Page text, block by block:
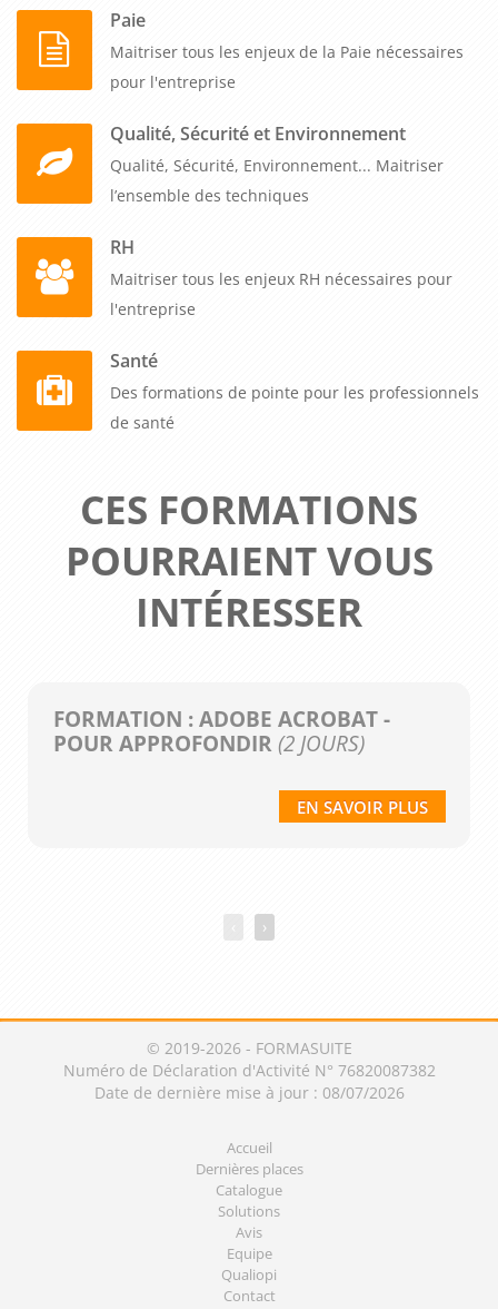
Paie
Maitriser tous les enjeux de la Paie nécessaires
pour l'entreprise
Qualité, Sécurité et Environnement
Qualité, Sécurité, Environnement... Maitriser
l’ensemble des techniques
RH
Maitriser tous les enjeux RH nécessaires pour
l'entreprise
Santé
Des formations de pointe pour les professionnels
de santé
CES FORMATIONS
POURRAIENT VOUS
INTÉRESSER
FORMATION : ADOBE ACROBAT -
POUR APPROFONDIR (2 JOURS)
EN SAVOIR PLUS
›
© 2019-2026 - FORMASUITE
Numéro de Déclaration d'Activité N° 76820087382
Date de dernière mise à jour : 08/07/2026
Accueil
Dernières places
Catalogue
Solutions
Avis
Equipe
Qualiopi
Contact